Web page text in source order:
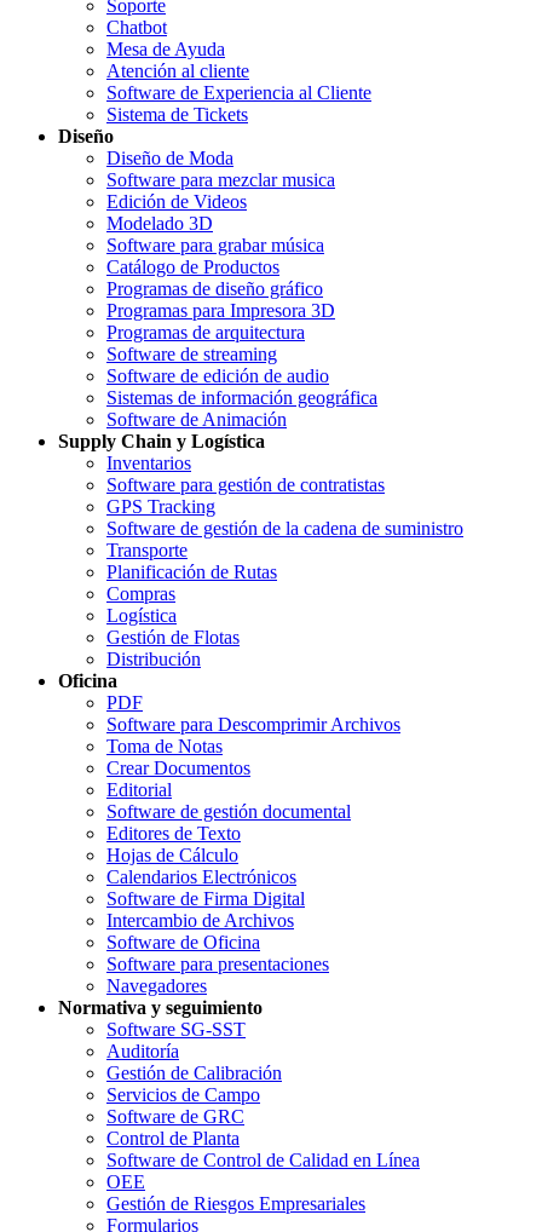
Soporte
Chatbot
Mesa de Ayuda
Atención al cliente
Software de Experiencia al Cliente
Sistema de Tickets
Diseño
Diseño de Moda
Software para mezclar musica
Edición de Videos
Modelado 3D
Software para grabar música
Catálogo de Productos
Programas de diseño gráfico
Programas para Impresora 3D
Programas de arquitectura
Software de streaming
Software de edición de audio
Sistemas de información geográfica
Software de Animación
Supply Chain y Logística
Inventarios
Software para gestión de contratistas
GPS Tracking
Software de gestión de la cadena de suministro
Transporte
Planificación de Rutas
Compras
Logística
Gestión de Flotas
Distribución
Oficina
PDF
Software para Descomprimir Archivos
Toma de Notas
Crear Documentos
Editorial
Software de gestión documental
Editores de Texto
Hojas de Cálculo
Calendarios Electrónicos
Software de Firma Digital
Intercambio de Archivos
Software de Oficina
Software para presentaciones
Navegadores
Normativa y seguimiento
Software SG-SST
Auditoría
Gestión de Calibración
Servicios de Campo
Software de GRC
Control de Planta
Software de Control de Calidad en Línea
OEE
Gestión de Riesgos Empresariales
Formularios